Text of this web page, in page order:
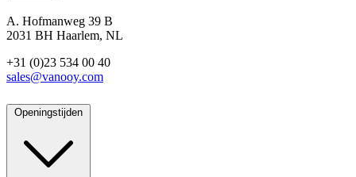
A. Hofmanweg 39 B
2031 BH Haarlem, NL
+31 (0)23 534 00 40
sales@vanooy.com
Openingstijden